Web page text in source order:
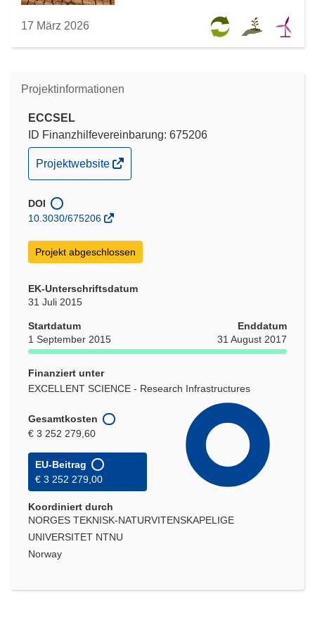
17 März 2026
Projektinformationen
ECCSEL
ID Finanzhilfevereinbarung: 675206
(öffnet
in
neuem
Fenster)
Projektwebsite
DOI
10.3030/675206
Projekt abgeschlossen
EK-Unterschriftsdatum
31 Juli 2015
Startdatum
1 September 2015
Enddatum
31 August 2017
Finanziert unter
EXCELLENT SCIENCE - Research Infrastructures
Gesamtkosten
€ 3 252 279,60
EU-Beitrag
€ 3 252 279,00
Koordiniert durch
NORGES TEKNISK-NATURVITENSKAPELIGE
UNIVERSITET NTNU
Norway